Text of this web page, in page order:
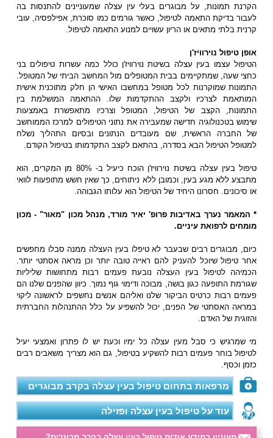
הקרנת תמונות, על מבוגרים בעלי עין עצלה שמעוניינים להתנסות בה
לעבור בדיקת התאמה לטיפול, כאשר גורמים כמו סוכרת, אפילפסיה, עובי
קרנית בלתי מתאים או הריון עשויים למנוע התאמה לטיפול.
אופן טיפול נוירוויז'ן
הטיפול עצמו בעין עצלה בשיטת נוירוויז'ן כולל כמה עשרות טיפולים בני
כחצי שעה, שמתקיימים בבית המטופלים מול המחשב הביתי של המטופל.
התמונות שמוקרנות לכל מטופל במחשבו האישי הן חלק מתוכנית אישית
המותאמת לצרכיו ולקצב ההתקדמות שלו. ההתאמה המושלמת בין
התמונות, הקצב של הטיפול, המטופל וצרכיו מתאפשרת באמצעות
שימוש בטכנולוגיה חדישה שמעבירה את נתוני הטיפולים למרכז הממוחשב
של החברה הראשית, שם מעובדים הנתונים ובסיום התהליך נשלח
למטופל הטיפול הבא בסדרה, בהתאם לקצב התקדמותו בטיפול הקודם.
טיפול בעין עצלה בשיטת נוירוויז'ן הוכח כיעיל ב- 80% מן המקרים, הוא
מתבצע ללא מגע בעין, וכמובן ללא ניתוחים, כך שאין חשש מתופעות לוואי
או סיכונים. חסרונו היחיד של הטיפול הוא עלותו הגבוהה.
* המאמר נערך באדיבות פרופ' יאיר מורד, מנהל מכון "מאור" - מכון
מומחים לרפואת עיניים.
כיום, מבוגרים רבים שבעבר לא טיפלו בעין העצלה ממנה סבלו מחפשים
אחר טיפול שיוכל להעניק להם ראייה טובה יותר וכן מראה אסתטי יותר.
הכמיהה לטיפול בעין העצלה נובעת פעמים רבות מתחושות שליליות
שגורמת התופעה כגון בושה, מבוכה ודימוי גוף נמוך. כיוון שהפנים שלנו הם
פעמים רבות כרטיס הביקור שלנו ואליהם אנשים נחשפים לראשונה ליקוי
במראה האסתטי של הפנים, יכול להשפיע על כלל ההתנהלות החברתית
והזוגית של האדם.
מי שמרגיש כי סבל מעין עצלה כל ימיו וכעת יש לו פתרון ואמצעי יעיל
לטיפול בוחר פעמים רבות להשקיע בטיפול, גם הוא מצריך משאבים רבים
כזמן וכסף.
מרפאות בתחום טיפול בעין עצלה בקרב מבוגרים
עוד על טיפול בעין עצלה ופזילה